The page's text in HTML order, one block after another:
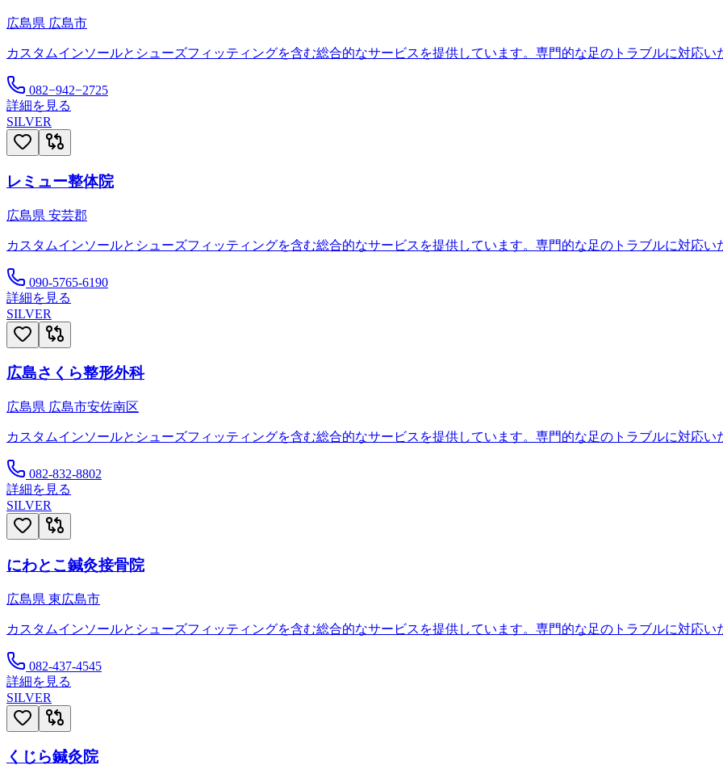
広島県 広島市
カスタムインソールとシューズフィッティングを含む総合的なサービスを提供しています。専門的な足のトラブルに対応い
082−942−2725
詳細を見る
SILVER
レミュー整体院
広島県 安芸郡
カスタムインソールとシューズフィッティングを含む総合的なサービスを提供しています。専門的な足のトラブルに対応い
090-5765-6190
詳細を見る
SILVER
広島さくら整形外科
広島県 広島市安佐南区
カスタムインソールとシューズフィッティングを含む総合的なサービスを提供しています。専門的な足のトラブルに対応い
082-832-8802
詳細を見る
SILVER
にわとこ鍼灸接骨院
広島県 東広島市
カスタムインソールとシューズフィッティングを含む総合的なサービスを提供しています。専門的な足のトラブルに対応い
082-437-4545
詳細を見る
SILVER
くじら鍼灸院